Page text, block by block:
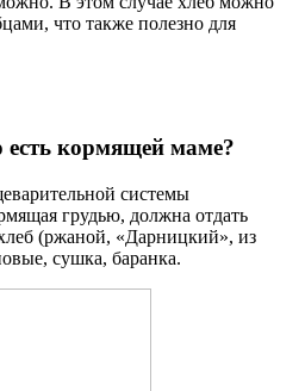
что также полезно для
кормящей маме?
системы
грудью, должна отдать
(ржаной, «Дарницкий», из
сушка, баранка.